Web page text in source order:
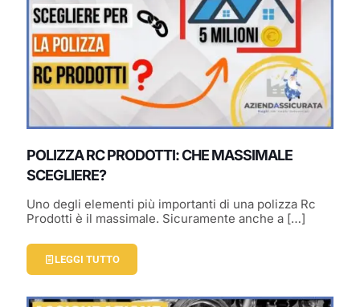
POLIZZA RC PRODOTTI: CHE MASSIMALE
SCEGLIERE?
Uno degli elementi più importanti di una polizza Rc
Prodotti è il massimale. Sicuramente anche a […]
LEGGI TUTTO